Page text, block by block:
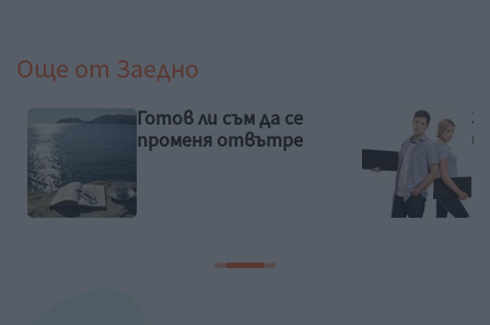
Още от Заедно
Готов ли съм да се
променя отвътре